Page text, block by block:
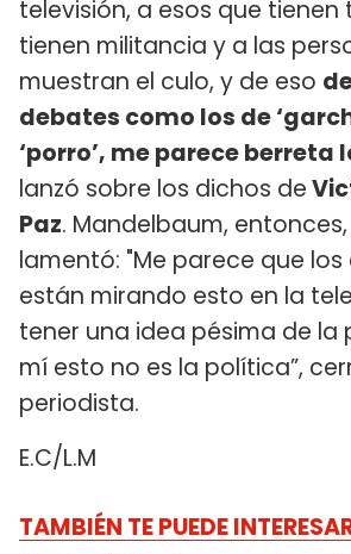
televisión, a esos que tienen
tienen militancia y a las
muestran el culo, y de eso
debates como los de
‘porro’, me parece berreta
lanzó sobre los dichos de
Paz. Mandelbaum, entonces,
lamentó: "Me parece que
están mirando esto en la
tener una idea pésima de la
mí esto no es la política”,
periodista.
E.C/L.M
TAMBIÉN TE PUEDE